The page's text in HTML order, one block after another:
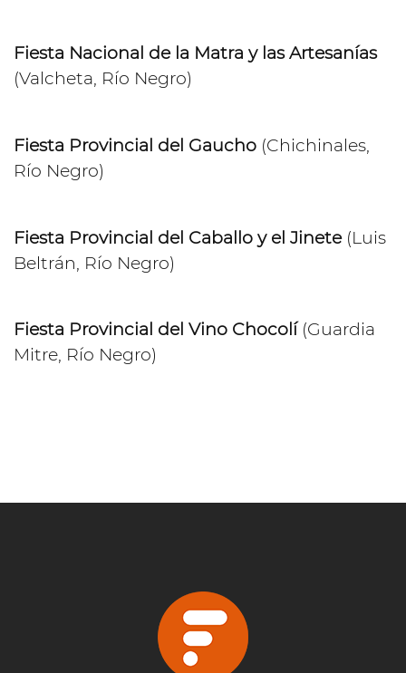
Fiesta Nacional de la Matra y las Artesanías
(Valcheta, Río Negro)
Fiesta Provincial del Gaucho (Chichinales,
Río Negro)
Fiesta Provincial del Caballo y el Jinete(Luis
Beltrán, Río Negro)
Fiesta Provincial del Vino Chocolí(Guardia
Mitre, Río Negro)